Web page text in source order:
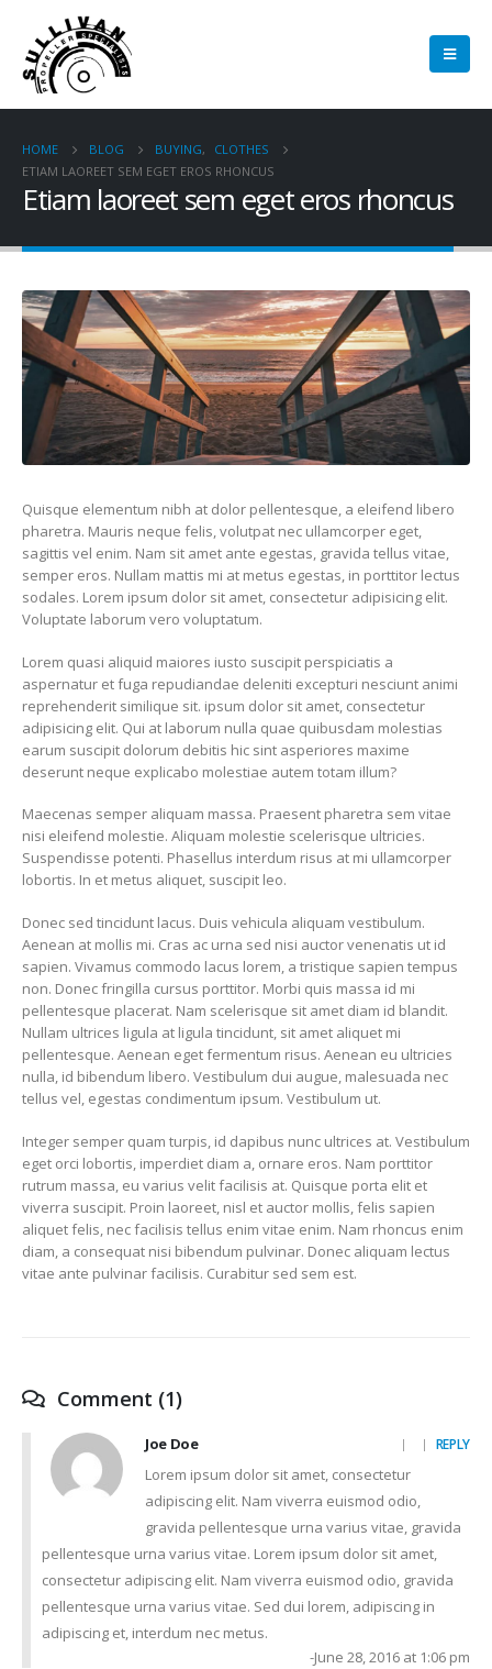
HOME BLOG BUYING,
CLOTHES
ETIAM LAOREET SEM EGET EROS RHONCUS
Etiam laoreet sem eget eros rhoncus
Quisque elementum nibh at dolor pellentesque, a eleifend libero
pharetra. Mauris neque felis, volutpat nec ullamcorper eget,
sagittis vel enim. Nam sit amet ante egestas, gravida tellus vitae,
semper eros. Nullam mattis mi at metus egestas, in porttitor lectus
sodales. Lorem ipsum dolor sit amet, consectetur adipisicing elit.
Voluptate laborum vero voluptatum.
Lorem quasi aliquid maiores iusto suscipit perspiciatis a
aspernatur et fuga repudiandae deleniti excepturi nesciunt animi
reprehenderit similique sit. ipsum dolor sit amet, consectetur
adipisicing elit. Qui at laborum nulla quae quibusdam molestias
earum suscipit dolorum debitis hic sint asperiores maxime
deserunt neque explicabo molestiae autem totam illum?
Maecenas semper aliquam massa. Praesent pharetra sem vitae
nisi eleifend molestie. Aliquam molestie scelerisque ultricies.
Suspendisse potenti. Phasellus interdum risus at mi ullamcorper
lobortis. In et metus aliquet, suscipit leo.
Donec sed tincidunt lacus. Duis vehicula aliquam vestibulum.
Aenean at mollis mi. Cras ac urna sed nisi auctor venenatis ut id
sapien. Vivamus commodo lacus lorem, a tristique sapien tempus
non. Donec fringilla cursus porttitor. Morbi quis massa id mi
pellentesque placerat. Nam scelerisque sit amet diam id blandit.
Nullam ultrices ligula at ligula tincidunt, sit amet aliquet mi
pellentesque. Aenean eget fermentum risus. Aenean eu ultricies
nulla, id bibendum libero. Vestibulum dui augue, malesuada nec
tellus vel, egestas condimentum ipsum. Vestibulum ut.
Integer semper quam turpis, id dapibus nunc ultrices at. Vestibulum
eget orci lobortis, imperdiet diam a, ornare eros. Nam porttitor
rutrum massa, eu varius velit facilisis at. Quisque porta elit et
viverra suscipit. Proin laoreet, nisl et auctor mollis, felis sapien
aliquet felis, nec facilisis tellus enim vitae enim. Nam rhoncus enim
diam, a consequat nisi bibendum pulvinar. Donec aliquam lectus
vitae ante pulvinar facilisis. Curabitur sed sem est.
Comment (1)
Joe Doe REPLY
Lorem ipsum dolor sit amet, consectetur
adipiscing elit. Nam viverra euismod odio,
gravida pellentesque urna varius vitae, gravida
pellentesque urna varius vitae. Lorem ipsum dolor sit amet,
consectetur adipiscing elit. Nam viverra euismod odio, gravida
pellentesque urna varius vitae. Sed dui lorem, adipiscing in
adipiscing et, interdum nec metus.
June 28, 2016 at 1:06 pm